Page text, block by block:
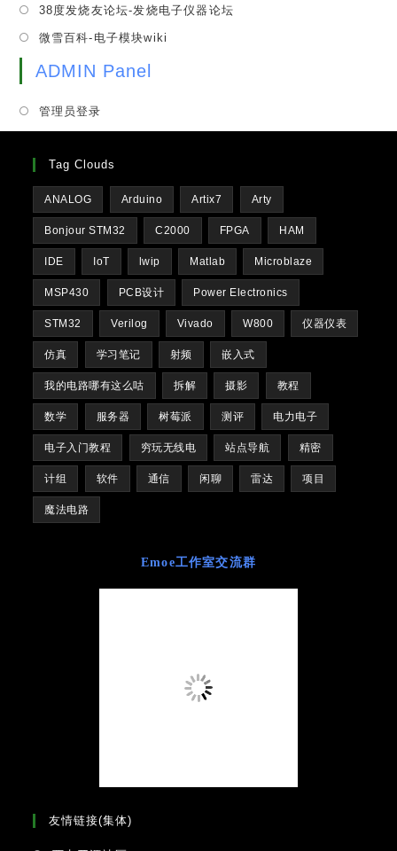
new
tab
38度发烧友论坛-发烧电子仪器论坛
微雪百科-电子模块wiki
ADMIN Panel
管理员登录
Tag Clouds
ANALOG Arduino Artix7 Arty
Bonjour STM32 C2000 FPGA HAM
IDE IoT lwip Matlab Microblaze
MSP430 PCB设计 Power Electronics
STM32 Verilog Vivado W800 仪器仪表
仿真 学习笔记 射频 嵌入式
我的电路哪有这么咕 拆解 摄影 教程
数学 服务器 树莓派 测评 电力电子
电子入门教程 穷玩无线电 站点导航 精密
计组 软件 通信 闲聊 雷达 项目
魔法电路
Emoe工作室交流群